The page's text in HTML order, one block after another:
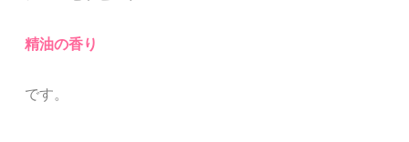
精油の香り
です。